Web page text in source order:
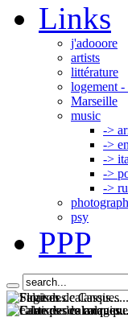
Links
j'adooore
artists
littérature
logement -
Marseille
music
->
->
->
->
->
psy
PPP